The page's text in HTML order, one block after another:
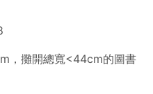
，攤開總寬<44cm的圖書